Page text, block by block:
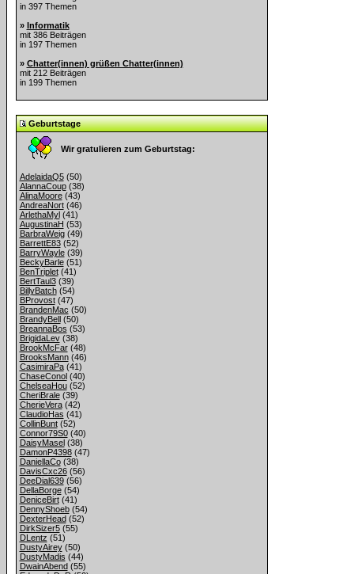
in 397 Themen
» Informatik
mit 386 Beiträgen
in 197 Themen
» Chatter(innen) grüßen Chatter(innen)
mit 212 Beiträgen
in 199 Themen
Geburtstage
Wir gratulieren zum Geburtstag:
AdelaidaQ5(50)
AlannaCoup(38)
AlinaMoore(43)
AndreaNort(46)
ArlethaMyl(41)
AugustinaH (53)
BarbraWeig(49)
BarrettE83(52)
BarryWayle(39)
BeckyBarle(51)
BenTriplet(41)
BertTaul3(39)
BillyBatch(54)
BProvost(47)
BrandenMac (50)
BrandyBell(50)
BreannaBos (53)
BrigidaLev(38)
BrookMcFar(48)
BrooksMann(46)
CasimiraPa(41)
ChaseConol(40)
ChelseaHou(52)
CheriBrale(39)
CherieVera(42)
ClaudioHas (41)
CollinBunt(52)
Connor79S0(40)
DaisyMasel(38)
DamonP4398(47)
DaniellaCo(38)
DavisCxc26(56)
DeeDial639(56)
DellaBorge(54)
DeniceBirt(41)
DennyShoeb(54)
DexterHead(52)
DirkSizer5(55)
DLentz (51)
DustyAirey(50)
DustyMadis (44)
DwainAbend(55)